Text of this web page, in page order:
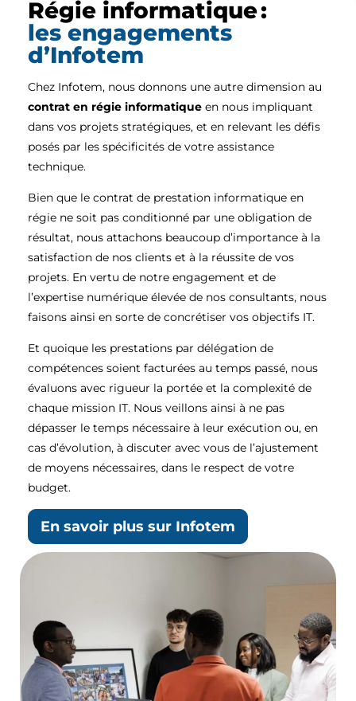
Régie informatique :
les engagements
d’Infotem
Chez Infotem, nous donnons une autre dimension au
contrat en régie informatique en nous impliquant
dans vos projets stratégiques, et en relevant les défis
posés par les spécificités de votre assistance
technique.
Bien que le contrat de prestation informatique en
régie ne soit pas conditionné par une obligation de
résultat, nous attachons beaucoup d’importance à la
satisfaction de nos clients et à la réussite de vos
projets. En vertu de notre engagement et de
l’expertise numérique élevée de nos consultants, nous
faisons ainsi en sorte de concrétiser vos objectifs IT.
Et quoique les prestations par délégation de
compétences soient facturées au temps passé, nous
évaluons avec rigueur la portée et la complexité de
chaque mission IT. Nous veillons ainsi à ne pas
dépasser le temps nécessaire à leur exécution ou, en
cas d’évolution, à discuter avec vous de l’ajustement
de moyens nécessaires, dans le respect de votre
budget.
En savoir plus sur Infotem